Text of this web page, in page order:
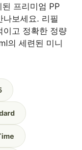
프리미엄 PP
나보세요. 리필
이고 정확한 정량
의 세련된 미니